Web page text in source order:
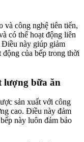
và công nghệ tiên tiến,
có thể hoạt động liên
Điều này giúp giảm
của bếp trong thời
lượng bữa ăn
sản xuất với công
cao. Điều này đảm
này luôn đảm bảo